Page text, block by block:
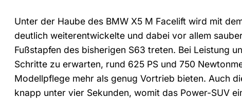
Unter der Haube des BMW X5 M Facelift wird mit
deutlich weiterentwickelte und dabei vor allem
Fußstapfen des bisherigen S63 treten. Bei Leistung
Schritte zu erwarten, rund 625 PS und 750
Modellpflege mehr als genug Vortrieb bieten. Auch
knapp unter vier Sekunden, womit das Power-SUV